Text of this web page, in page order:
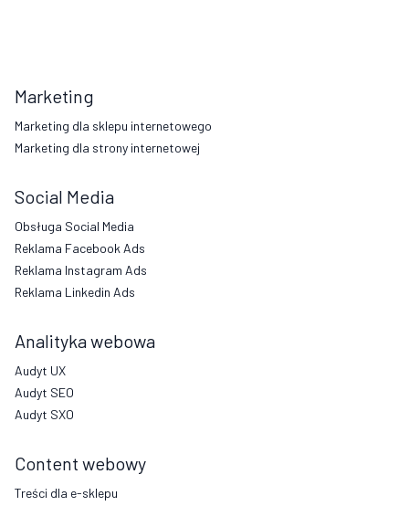
Marketing
Marketing dla sklepu internetowego
Marketing dla strony internetowej
Social Media
Obsługa Social Media
Reklama Facebook Ads
Reklama Instagram Ads
Reklama Linkedin Ads
Analityka webowa
Audyt UX
Audyt SEO
Audyt SXO
Content webowy
Treści dla e-sklepu